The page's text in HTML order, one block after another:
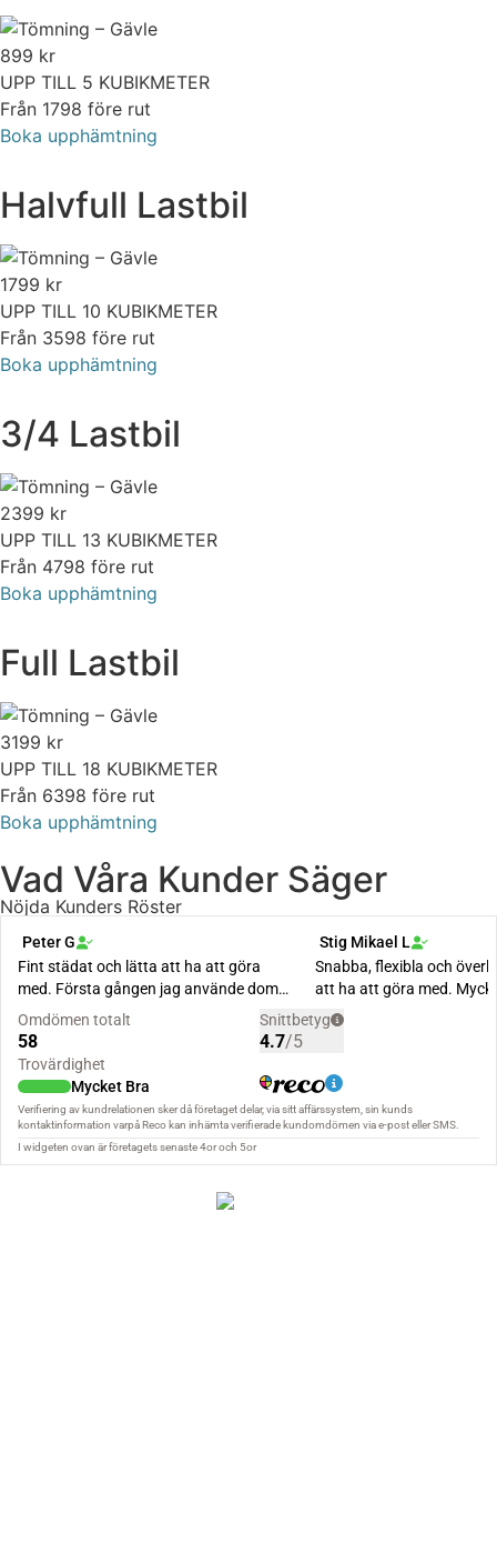
899 kr
UPP TILL 5 KUBIKMETER
Från 1798 före rut
Boka upphämtning
Halvfull Lastbil
1799 kr
UPP TILL 10 KUBIKMETER
Från 3598 före rut
Boka upphämtning
3/4 Lastbil
2399 kr
UPP TILL 13 KUBIKMETER
Från 4798 före rut
Boka upphämtning
Full Lastbil
3199 kr
UPP TILL 18 KUBIKMETER
Från 6398 före rut
Boka upphämtning
Vad Våra Kunder Säger
Nöjda Kunders Röster